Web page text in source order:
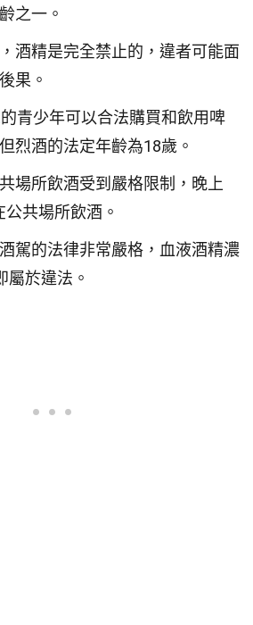
之一。
酒精是完全禁止的，違者可能面
果。
青少年可以合法購買和飲用啤
烈酒的法定年齡為18歲。
場所飲酒受到嚴格限制，晚上
共場所飲酒。
駕的法律非常嚴格，血液酒精濃
屬於違法。